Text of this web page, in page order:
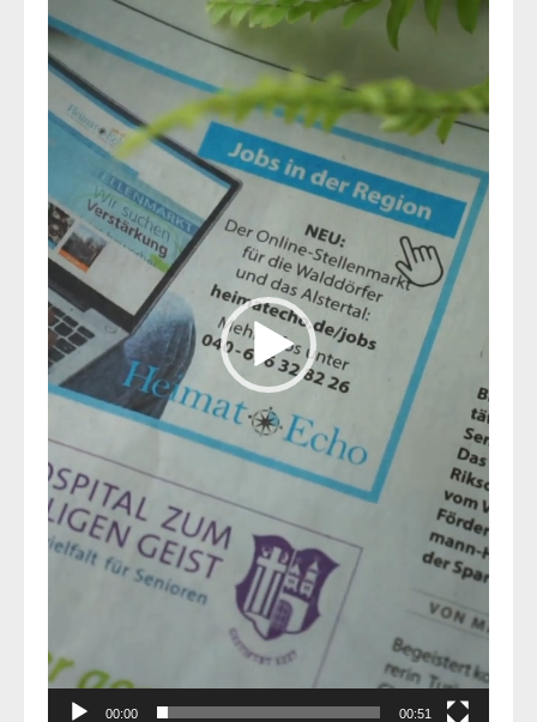
Player
00:00 00:51